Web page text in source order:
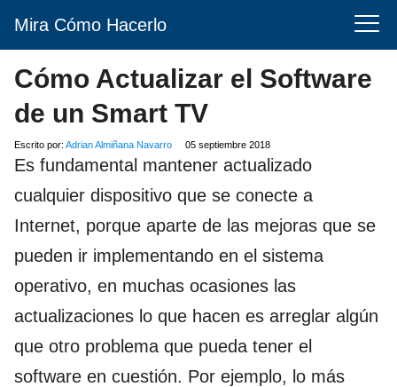
Mira Cómo Hacerlo
Cómo Actualizar el Software
de un Smart TV
Escrito por: Adrian Almiñana Navarro 05 septiembre 2018
Es fundamental mantener actualizado
cualquier dispositivo que se conecte a
Internet, porque aparte de las mejoras que se
pueden ir implementando en el sistema
operativo, en muchas ocasiones las
actualizaciones lo que hacen es arreglar algún
que otro problema que pueda tener el
software en cuestión. Por ejemplo, lo más